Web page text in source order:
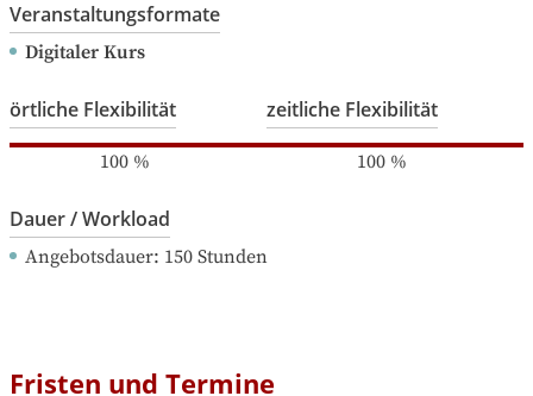
Veranstaltungsformate
Digitaler Kurs
örtliche Flexibilität
100%
zeitliche Flexibilität
100%
Dauer / Workload
Angebotsdauer: 150 Stunden
Fristen und Termine